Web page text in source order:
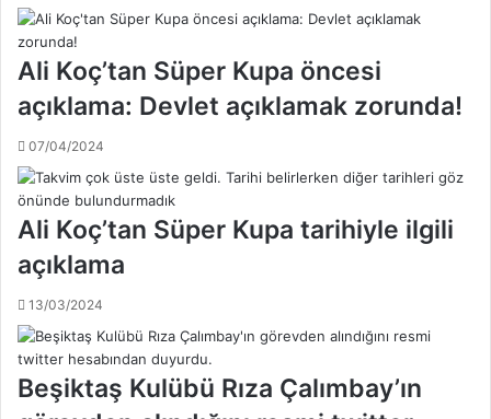
l
r
ı
'
a
h
a
k
a
e
t
d
a
v
i
A
o
n
o
ş
o
k
u
!
.
Ali Koç’tan Süper Kupa öncesi
açıklama: Devlet açıklamak zorunda!
07/04/2024
Ali Koç’tan Süper Kupa tarihiyle ilgili
açıklama
13/03/2024
Beşiktaş Kulübü Rıza Çalımbay’ın